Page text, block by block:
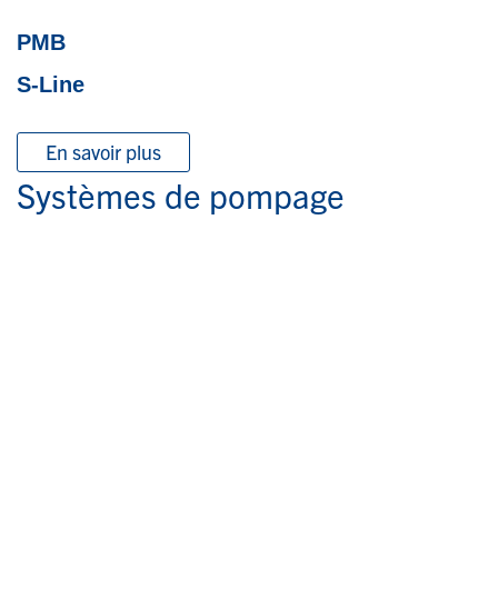
PMB
S-Line
En savoir plus
Systèmes de pompage